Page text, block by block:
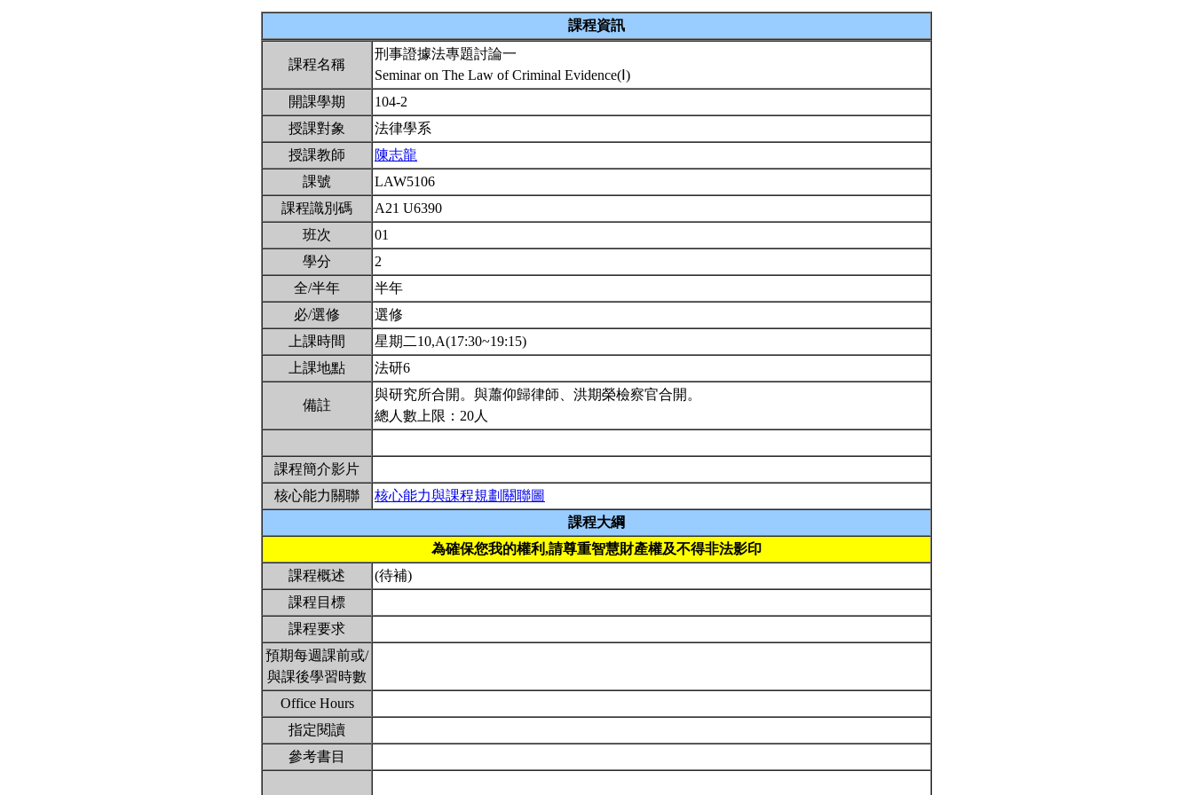
課程資訊
課程名稱
刑事證據法專題討論一
Seminar on The Law of Criminal Evidence(Ⅰ)
開課學期
104-2
授課對象
法律學系
授課教師
陳志龍
課號
LAW5106
課程識別碼
A21 U6390
班次
01
學分
2
全/半年
半年
必/選修
選修
上課時間
星期二10,A(17:30~19:15)
上課地點
法研6
備註
與研究所合開。與蕭仰歸律師、洪期榮檢察官合開。
總人數上限：20人
課程簡介影片
核心能力關聯
核心能力與課程規劃關聯圖
課程大綱
為確保您我的權利,請尊重智慧財產權及不得非法影印
課程概述
(待補)
課程目標
課程要求
預期每週課前或/
與課後學習時數
Office Hours
指定閱讀
參考書目